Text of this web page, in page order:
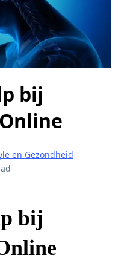
bij
en Gezondheid
bij